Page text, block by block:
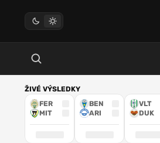
ŽIVÉ VÝSLEDKY
FER
MIT
BEN
ARI
VLT
DUK